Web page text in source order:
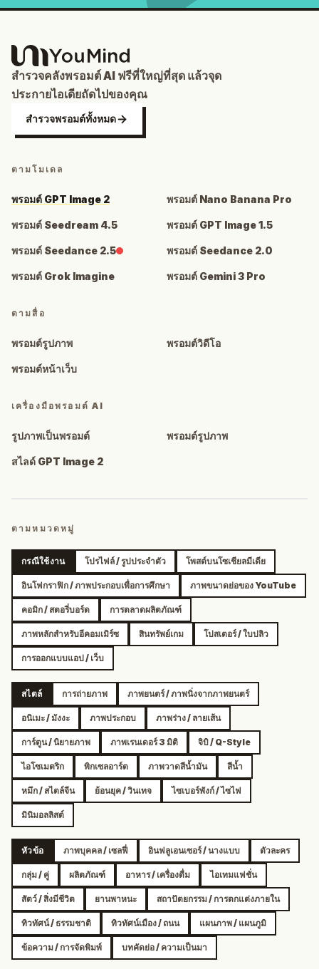
สำรวจคลังพรอมต์ AI ฟรีที่ใหญ่ที่สุด แล้วจุด
ประกายไอเดียถัดไปของคุณ
สำรวจพรอมต์ทั้งหมด
ตามโมเดล
พรอมต์ GPT Image 2 พรอมต์ Nano Banana Pro
พรอมต์ Seedream 4.5 พรอมต์ GPT Image 1.5
พรอมต์ Seedance 2.5 พรอมต์ Seedance 2.0
พรอมต์ Grok Imagine พรอมต์ Gemini 3 Pro
ตามสื่อ
พรอมต์รูปภาพ พรอมต์วิดีโอ
พรอมต์หน้าเว็บ
เครื่องมือพรอมต์ AI
รูปภาพเป็นพรอมต์ พรอมต์รูปภาพ
สไลด์ GPT Image 2
ตามหมวดหมู่
กรณีใช้งาน โปรไฟล์ / รูปประจำตัว โพสต์บนโซเชียลมีเดีย
อินโฟกราฟิก / ภาพประกอบเพื่อการศึกษา ภาพขนาดย่อของ YouTube
คอมิก / สตอรี่บอร์ด การตลาดผลิตภัณฑ์
ภาพหลักสำหรับอีคอมเมิร์ซ สินทรัพย์เกม โปสเตอร์ / ใบปลิว
การออกแบบแอป / เว็บ
สไตล์ การถ่ายภาพ ภาพยนตร์ / ภาพนิ่งจากภาพยนตร์
อนิเมะ / มังงะ ภาพประกอบ ภาพร่าง / ลายเส้น
การ์ตูน / นิยายภาพ ภาพเรนเดอร์ 3 มิติ จิบิ / Q-Style
ไอโซเมตริก พิกเซลอาร์ต ภาพวาดสีน้ำมัน สีน้ำ
หมึก / สไตล์จีน ย้อนยุค / วินเทจ ไซเบอร์พังก์ / ไซไฟ
มินิมอลลิสต์
หัวข้อ ภาพบุคคล / เซลฟี่ อินฟลูเอนเซอร์ / นางแบบ ตัวละคร
กลุ่ม / คู่ ผลิตภัณฑ์ อาหาร / เครื่องดื่ม ไอเทมแฟชั่น
สัตว์ / สิ่งมีชีวิต ยานพาหนะ สถาปัตยกรรม / การตกแต่งภายใน
ทิวทัศน์ / ธรรมชาติ ทิวทัศน์เมือง / ถนน แผนภาพ / แผนภูมิ
ข้อความ / การจัดพิมพ์ บทคัดย่อ / ความเป็นมา